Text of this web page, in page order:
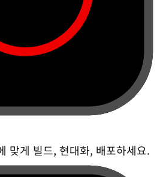
맞게 빌드, 현대화, 배포하세요.